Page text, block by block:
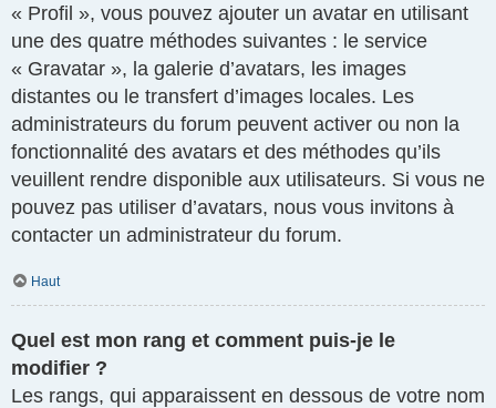
« Profil », vous pouvez ajouter un avatar en utilisant
une des quatre méthodes suivantes : le service
« Gravatar », la galerie d’avatars, les images
distantes ou le transfert d’images locales. Les
administrateurs du forum peuvent activer ou non la
fonctionnalité des avatars et des méthodes qu’ils
veuillent rendre disponible aux utilisateurs. Si vous ne
pouvez pas utiliser d’avatars, nous vous invitons à
contacter un administrateur du forum.
Haut
Quel est mon rang et comment puis-je le
modifier ?
Les rangs, qui apparaissent en dessous de votre nom